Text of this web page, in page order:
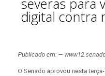
severas para
digital contra
Publicado em: —
O Senado aprovou nesta